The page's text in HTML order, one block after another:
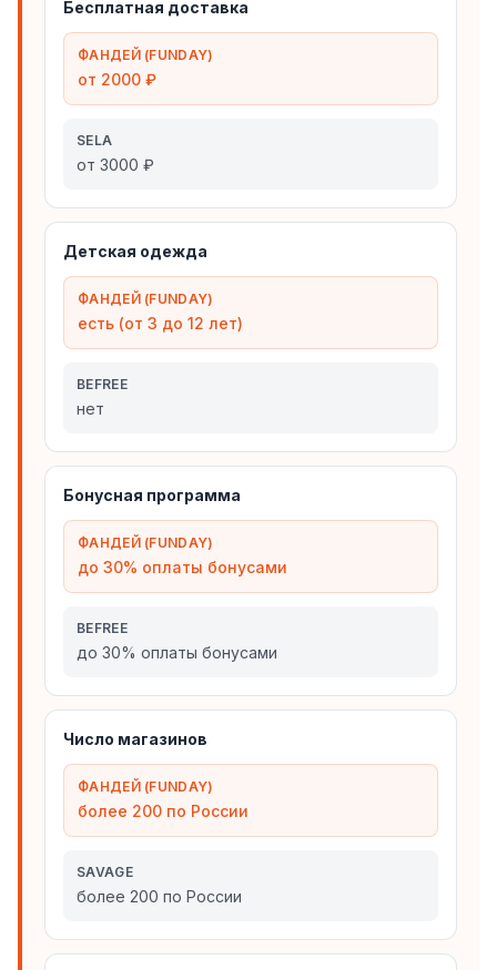
Бесплатная доставка
ФАНДЕЙ (FUNDAY)
от 2000 ₽
SELA
от 3000 ₽
Детская одежда
ФАНДЕЙ (FUNDAY)
есть (от 3 до 12 лет)
BEFREE
нет
Бонусная программа
ФАНДЕЙ (FUNDAY)
до 30% оплаты бонусами
BEFREE
до 30% оплаты бонусами
Число магазинов
ФАНДЕЙ (FUNDAY)
более 200 по России
SAVAGE
более 200 по России